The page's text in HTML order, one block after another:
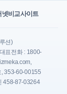
넷비교사이트
션)
표전화 : 1800-
, 353-60-00155
458-87-03264